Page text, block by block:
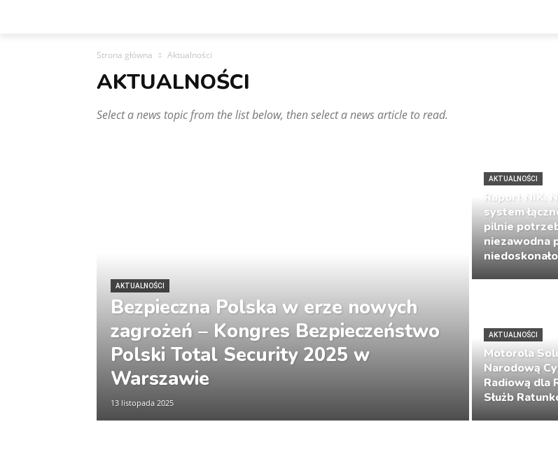
Strona główna Aktualności
AKTUALNOŚCI
Select a news topic from the list below, then select a news article to read.
AKTUALNOŚCI
Bezpieczna Polska w erze nowych
zagrożeń – Kongres Bezpieczeństwo
Polski Total Security 2025 w
Warszawie
13 listopada 2025
AKTUALNOŚCI
Raport NIK:
system
pilnie
niezawodna
AKTUALNOŚCI
Motorola
Narodową
Radiową dla
Służb